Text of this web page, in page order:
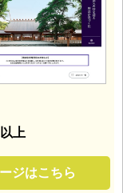
上
ジはこちら